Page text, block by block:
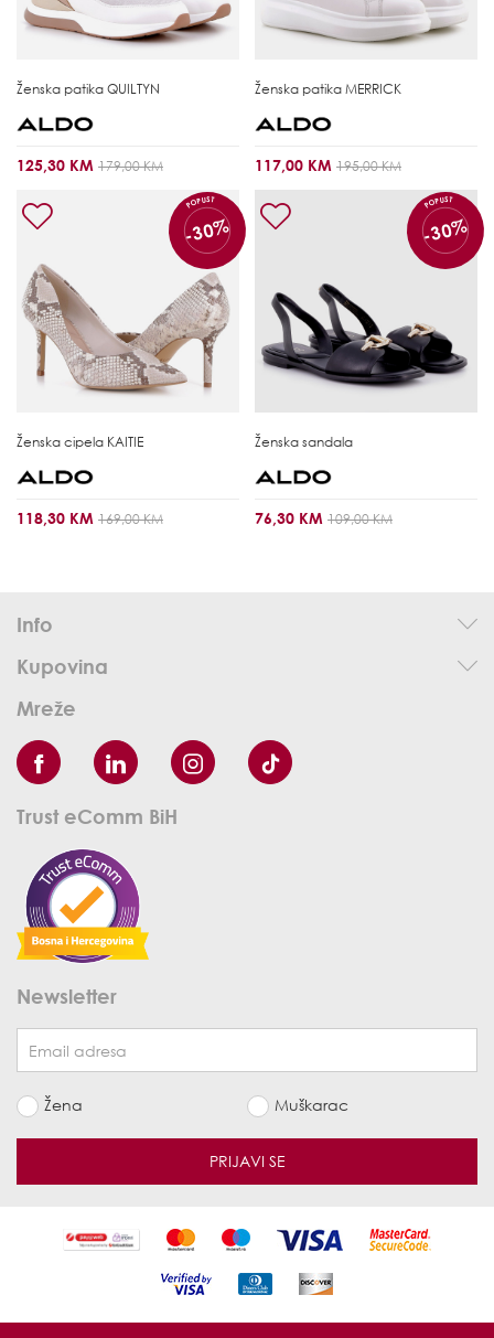
Ženska patika QUILTYN
125,30 KM 179,00 KM
Ženska patika MERRICK
117,00 KM 195,00 KM
POPUST
-30%
Ženska cipela KAITIE
118,30 KM 169,00 KM
POPUST
-30%
Ženska sandala
76,30 KM 109,00 KM
Info
Kupovina
Mreže
Trust eComm BiH
Newsletter
Žena Muškarac
PRIJAVI SE